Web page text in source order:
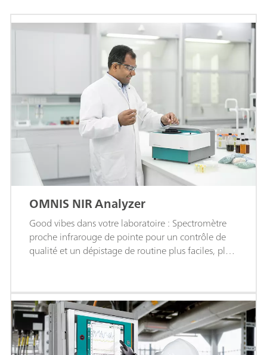
OMNIS NIR Analyzer
Good vibes dans votre laboratoire : Spectromètre
proche infrarouge de pointe pour un contrôle de
qualité et un dépistage de routine plus faciles, plus